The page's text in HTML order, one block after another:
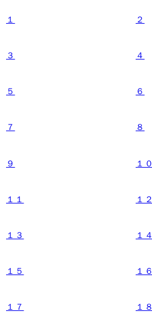
１ ２
３ ４
５ ６
７ ８
９ １０
１１ １２
１３ １４
１５ １６
１７ １８